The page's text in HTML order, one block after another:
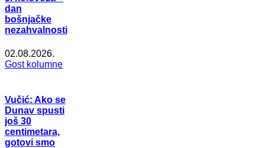
dan
bošnjačke
nezahvalnosti
02.08.2026.
Gost kolumne
Vučić: Ako se
Dunav spusti
još 30
centimetara,
gotovi smo